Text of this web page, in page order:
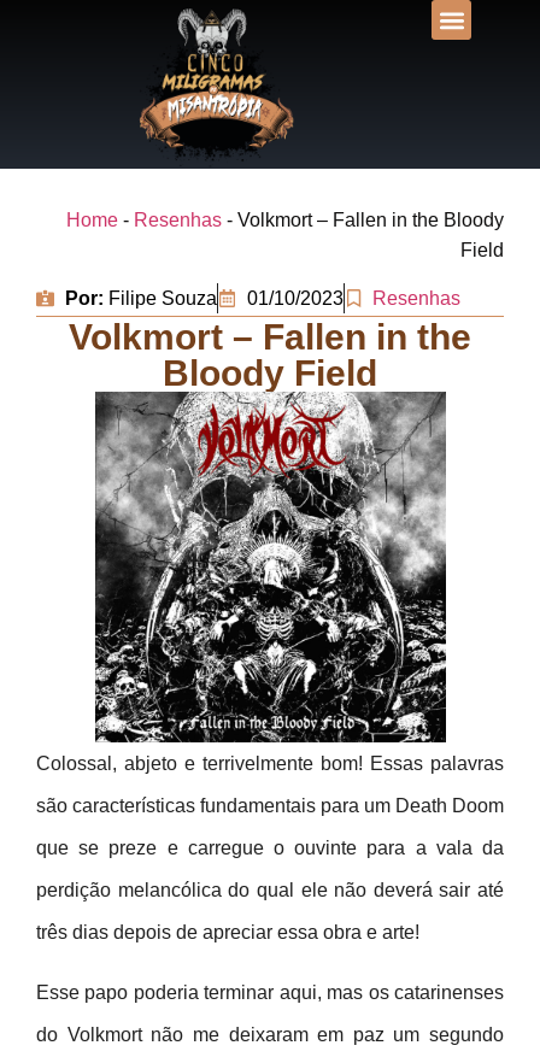
Home - Resenhas - Volkmort – Fallen in the Bloody
Field
Por: Filipe Souza 01/10/2023 Resenhas
Volkmort – Fallen in the
Bloody Field
Colossal, abjeto e terrivelmente bom! Essas palavras
são características fundamentais para um Death Doom
que se preze e carregue o ouvinte para a vala da
perdição melancólica do qual ele não deverá sair até
três dias depois de apreciar essa obra e arte!
Esse papo poderia terminar aqui, mas os catarinenses
do Volkmort não me deixaram em paz um segundo